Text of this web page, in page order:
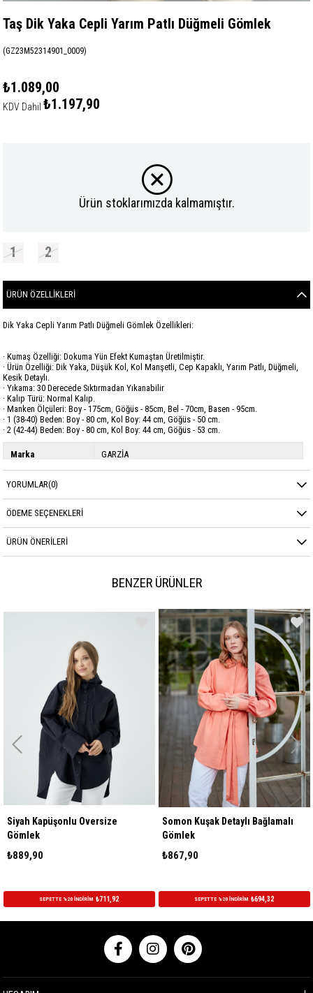
Taş Dik Yaka Cepli Yarım Patlı Düğmeli Gömlek
(GZ23M52314901_0009)
₺1.089,00
KDV Dahil ₺1.197,90
Ürün stoklarımızda kalmamıştır.
1 2
ÜRÜN ÖZELLIKLERI
Dik Yaka Cepli Yarım Patlı Düğmeli Gömlek Özellikleri:
· Kumaş Özelliği: Dokuma Yün Efekt Kumaştan Üretilmiştir.
· Ürün Özelliği: Dik Yaka, Düşük Kol, Kol Manşetli, Cep Kapaklı, Yarım Patlı, Düğmeli,
Kesik Detaylı.
· Yıkama: 30 Derecede Sıktırmadan Yıkanabilir
· Kalıp Türü: Normal Kalıp.
· Manken Ölçüleri: Boy - 175cm, Göğüs - 85cm, Bel - 70cm, Basen - 95cm.
· 1 (38-40) Beden: Boy - 80 cm, Kol Boy: 44 cm, Göğüs - 50 cm.
· 2 (42-44) Beden: Boy - 80 cm, Kol Boy: 44 cm, Göğüs - 53 cm.
Marka GARZİA
Kumaş Cinsi YÜN EFEKT
YORUMLAR(0)
ÖDEME SEÇENEKLERI
ÜRÜN ÖNERILERI
BENZER ÜRÜNLER
Siyah Kapüşonlu Oversize
Gömlek
₺889,90
SEPETTE %20 İNDİRİM ₺711,92
Somon Kuşak Detaylı Bağlamalı
Gömlek
₺867,90
SEPETTE %20 İNDİRİM ₺694,32